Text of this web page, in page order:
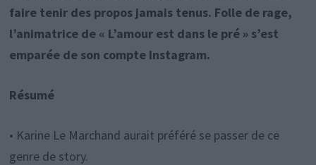
faire tenir des propos jamais tenus. Folle de rage,
l’animatrice de « L’amour est dans le pré » s’est
emparée de son compte Instagram.
Résumé
• Karine Le Marchand aurait préféré se passer de ce
genre de story.